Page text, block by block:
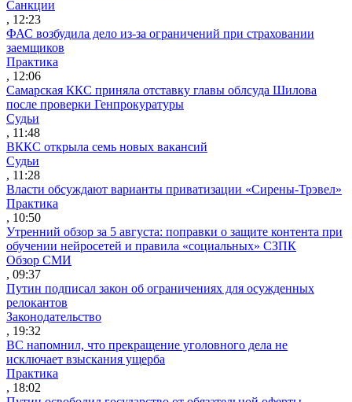
Санкции
, 12:23
ФАС возбудила дело из-за ограничений при страховании
заемщиков
Практика
, 12:06
Самарская ККС приняла отставку главы облсуда Шилова
после проверки Генпрокуратуры
Судьи
, 11:48
ВККС открыла семь новых вакансий
Судьи
, 11:28
Власти обсуждают варианты приватизации «Сирены-Трэвел»
Практика
, 10:50
Утренний обзор за 5 августа: поправки о защите контента при
обучении нейросетей и правила «социальных» СЗПК
Обзор СМИ
, 09:37
Путин подписал закон об ограничениях для осужденных
релокантов
Законодательство
, 19:32
ВС напомнил, что прекращение уголовного дела не
исключает взыскания ущерба
Практика
, 18:02